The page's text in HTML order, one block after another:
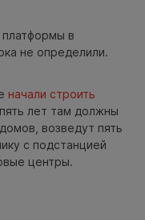
платформы в
не определили.
начали строить
лет там должны
возведут пять
с подстанцией
центры.